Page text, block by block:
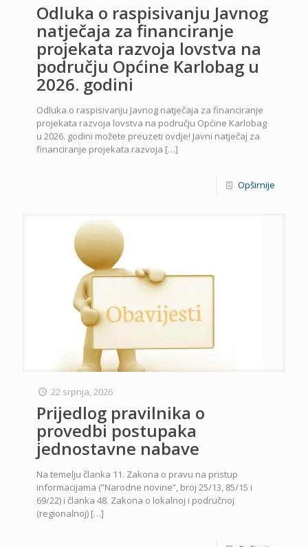
Odluka o raspisivanju Javnog
natječaja za financiranje
projekata razvoja lovstva na
području Općine Karlobag u
2026. godini
Odluka o raspisivanju Javnog natječaja za financiranje
projekata razvoja lovstva na području Općine Karlobag
u 2026. godini možete preuzeti ovdje! Javni natječaj za
financiranje projekata razvoja […]
Opširnije
22 srpnja, 2026
Prijedlog pravilnika o
provedbi postupaka
jednostavne nabave
Na temelju članka 11. Zakona o pravu na pristup
informacijama (”Narodne novine”, broj 25/13, 85/15 i
69/22) i članka 48. Zakona o lokalnoj i područnoj
(regionalnoj) […]